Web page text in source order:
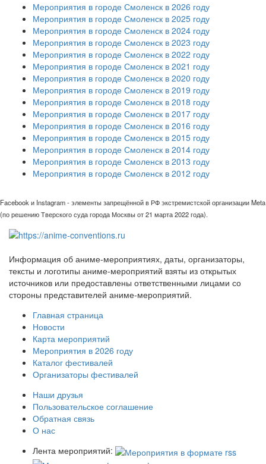
Мероприятия в городе Смоленск в 2026 году
Мероприятия в городе Смоленск в 2025 году
Мероприятия в городе Смоленск в 2024 году
Мероприятия в городе Смоленск в 2023 году
Мероприятия в городе Смоленск в 2022 году
Мероприятия в городе Смоленск в 2021 году
Мероприятия в городе Смоленск в 2020 году
Мероприятия в городе Смоленск в 2019 году
Мероприятия в городе Смоленск в 2018 году
Мероприятия в городе Смоленск в 2017 году
Мероприятия в городе Смоленск в 2016 году
Мероприятия в городе Смоленск в 2015 году
Мероприятия в городе Смоленск в 2014 году
Мероприятия в городе Смоленск в 2013 году
Мероприятия в городе Смоленск в 2012 году
Facebook и Instagram - элементы запрещённой в РФ экстремистской организации Meta
(по решению Тверского суда города Москвы от 21 марта 2022 года).
Информация об аниме-мероприятиях, даты, организаторы,
тексты и логотипы аниме-мероприятий взяты из открытых
источников или предоставлены ответственными лицами со
стороны представителей аниме-мероприятий.
Главная страница
Новости
Карта мероприятий
Мероприятия в 2026 году
Каталог фестивалей
Организаторы фестивалей
Наши друзья
Пользовательское соглашение
Обратная связь
О нас
Лента мероприятий: